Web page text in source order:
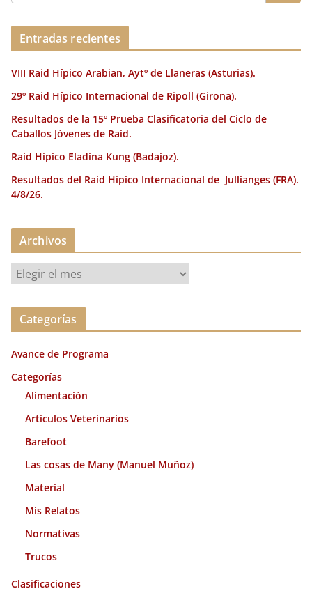
Entradas recientes
VIII Raid Hípico Arabian, Aytº de Llaneras (Asturias).
29º Raid Hípico Internacional de Ripoll (Girona).
Resultados de la 15º Prueba Clasificatoria del Ciclo de
Caballos Jóvenes de Raid.
Raid Hípico Eladina Kung (Badajoz).
Resultados del Raid Hípico Internacional de Jullianges (FRA).
4/8/26.
Archivos
r
c
v
o
Categorías
Avance de Programa
Categorías
Alimentación
Artículos Veterinarios
Barefoot
Las cosas de Many (Manuel Muñoz)
Material
Mis Relatos
Normativas
Trucos
Clasificaciones